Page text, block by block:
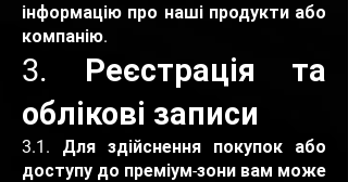
інформацію про наші продукти або
компанію.
3. Реєстрація та
облікові записи
3.1. Для здійснення покупок або
доступу до преміум-зони вам може